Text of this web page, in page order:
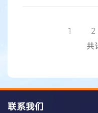
架构 申请人须在了解
列因素： ■ 《联合
■ 《国际承认用于
1 2
共
联系我们